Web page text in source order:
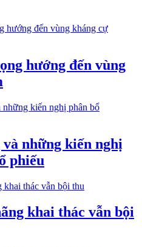
hướng đến vùng
những kiến nghị
phiếu
khai thác vẫn bội